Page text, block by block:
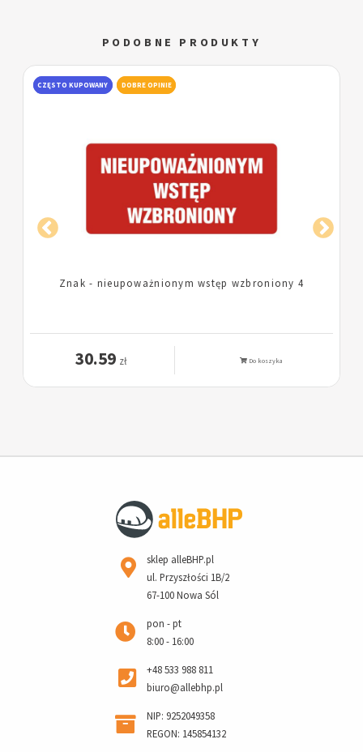
PODOBNE PRODUKTY
CZĘSTO KUPOWANY DOBRE OPINIE
Znak - nieupoważnionym wstęp wzbroniony 4
30.59 zł Do koszyka
sklep alleBHP.pl
ul. Przyszłości 1B/2
67-100 Nowa Sól
pon - pt
8:00 - 16:00
+48 533 988 811
biuro@allebhp.pl
NIP: 9252049358
REGON: 145854132